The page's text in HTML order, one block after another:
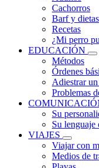
Cachorros
Barf y
Recetas
¿Mi perro
EDUCACIÓN
Métodos
Órdenes
Adiestrar
Problemas
Su
Su lenguaje
VIAJES
Viajar con
Medios de